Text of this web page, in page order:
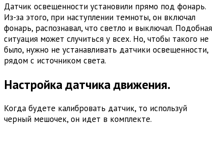
Датчик освещенности установили прямо под фонарь.
Из-за этого, при наступлении темноты, он включал
фонарь, распознавал, что светло и выключал. Подобная
ситуация может случиться у всех. Но, чтобы такого не
было, нужно не устанавливать датчики освещенности,
рядом с источником света.
Настройка датчика движения.
Когда будете калибровать датчик, то используй
черный мешочек, он идет в комплекте.